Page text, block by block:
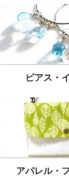
ピアス・
アパレル・